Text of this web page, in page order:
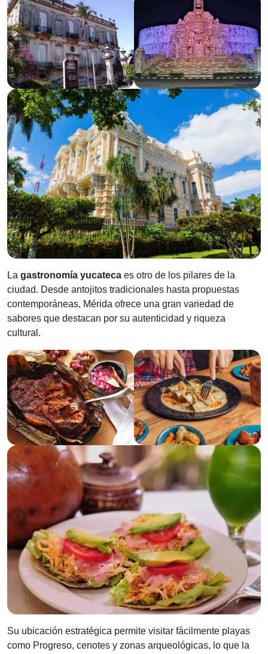
La gastronomía yucateca es otro de los pilares de la
ciudad. Desde antojitos tradicionales hasta propuestas
contemporáneas, Mérida ofrece una gran variedad de
sabores que destacan por su autenticidad y riqueza
cultural.
Su ubicación estratégica permite visitar fácilmente playas
como Progreso, cenotes y zonas arqueológicas, lo que la